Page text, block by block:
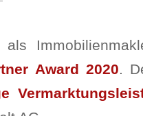
als
Award 2020.